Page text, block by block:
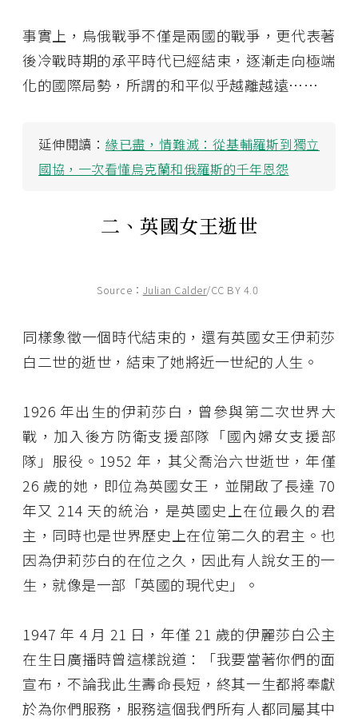
事實上，烏俄戰爭不僅是兩國的戰爭，更代表著
後冷戰時期的承平時代已經結束，逐漸走向極端
化的國際局勢，所謂的和平似乎越離越遠……
延伸閱讀： 緣已盡，情難滅：從基輔羅斯到獨立
國協，一次看懂烏克蘭和俄羅斯的千年恩怨
二、英國女王逝世
Source： Julian Calder/CC BY 4.0
同樣象徵一個時代結束的，還有英國女王伊莉莎
白二世的逝世，結束了她將近一世紀的人生。
1926 年出生的伊莉莎白，曾參與第二次世界大
戰，加入後方防衛支援部隊「國內婦女支援部
隊」服役。1952 年，其父喬治六世逝世，年僅
26 歲的她，即位為英國女王，並開啟了長達 70
年又 214 天的統治，是英國史上在位最久的君
主，同時也是世界歷史上在位第二久的君主。也
因為伊莉莎白的在位之久，因此有人說女王的一
生，就像是一部「英國的現代史」。
1947 年 4 月 21 日，年僅 21 歲的伊麗莎白公主
在生日廣播時曾這樣說道：「我要當著你們的面
宣布，不論我此生壽命長短，終其一生都將奉獻
於為你們服務，服務這個我們所有人都同屬其中